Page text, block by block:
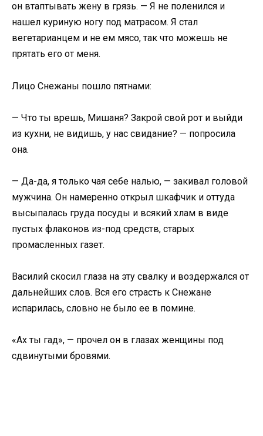
он втаптывать жену в грязь. — Я не поленился и
нашел куриную ногу под матрасом. Я стал
вегетарианцем и не ем мясо, так что можешь не
прятать его от меня.
Лицо Снежаны пошло пятнами:
— Что ты врешь, Мишаня? Закрой свой рот и выйди
из кухни, не видишь, у нас свидание? — попросила
она.
— Да-да, я только чая себе налью, — закивал головой
мужчина. Он намеренно открыл шкафчик и оттуда
высыпалась груда посуды и всякий хлам в виде
пустых флаконов из-под средств, старых
промасленных газет.
Василий скосил глаза на эту свалку и воздержался от
дальнейших слов. Вся его страсть к Снежане
испарилась, словно не было ее в помине.
«Ах ты гад», — прочел он в глазах женщины под
сдвинутыми бровями.